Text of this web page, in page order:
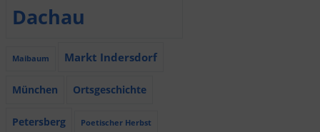
Dachau
Maibaum Markt Indersdorf
München Ortsgeschichte
Petersberg Poetischer Herbst